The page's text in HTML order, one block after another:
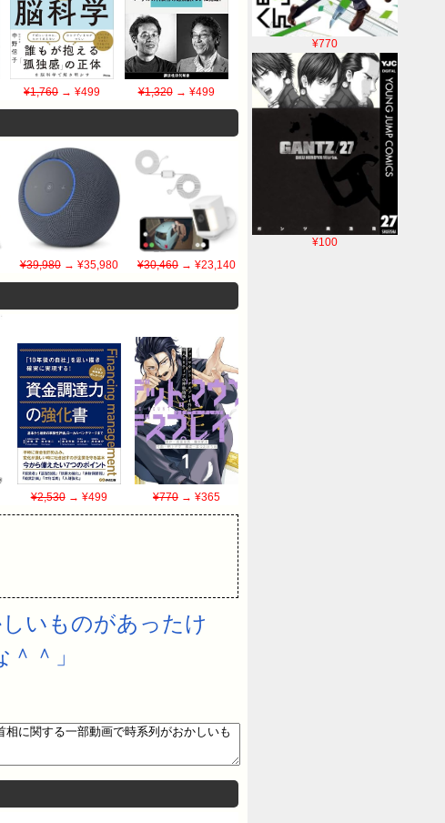
¥770
¥100
¥1,760 → ¥499 ¥1,320→ ¥499
¥39,980→ ¥35,980 ¥30,460→ ¥23,140
¥2,530→ ¥499 ¥770→ ¥365
いものがあったけ
＾」